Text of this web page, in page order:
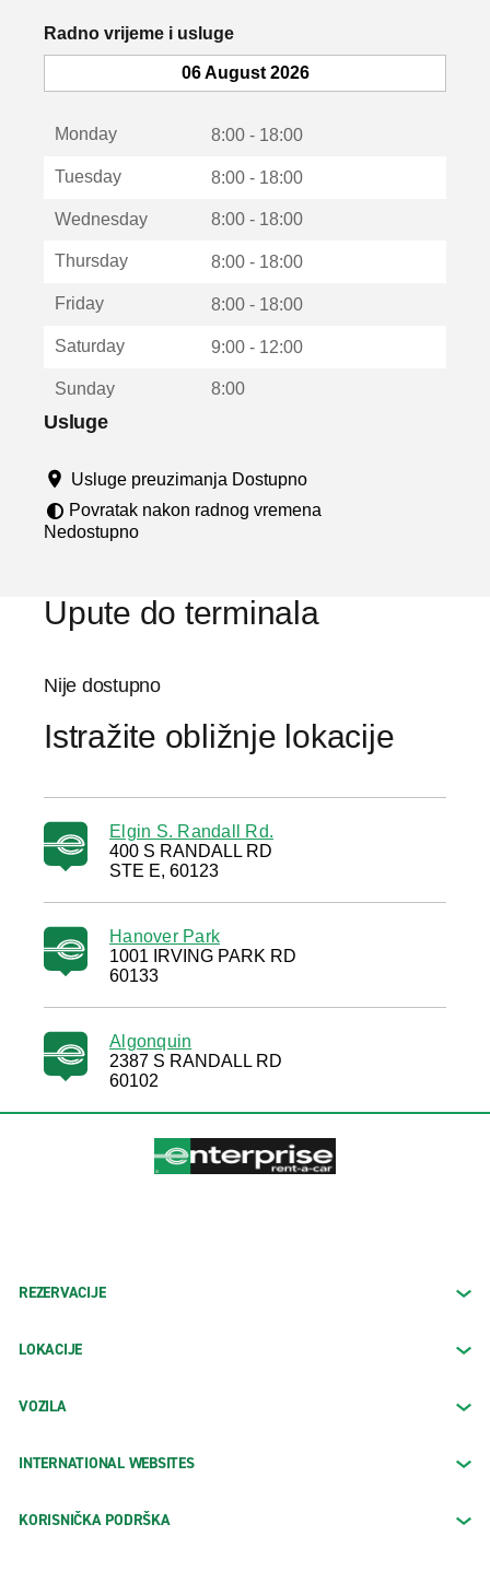
k
o
u
u
Radno vrijeme i usluge
06 August 2026
Monday 8:00 - 18:00
Tuesday 8:00 - 18:00
Wednesday 8:00 - 18:00
Thursday 8:00 - 18:00
Friday 8:00 - 18:00
Saturday 9:00 - 12:00
Sunday 8:00
Usluge
Usluge preuzimanja Dostupno
Povratak nakon radnog vremena
Nedostupno
Upute do terminala
Nije dostupno
Istražite obližnje lokacije
Elgin S. Randall Rd.
400 S RANDALL RD
STE E, 60123
Hanover Park
1001 IRVING PARK RD
60133
Algonquin
2387 S RANDALL RD
60102
REZERVACIJE
LOKACIJE
VOZILA
INTERNATIONAL WEBSITES
KORISNIČKA PODRŠKA